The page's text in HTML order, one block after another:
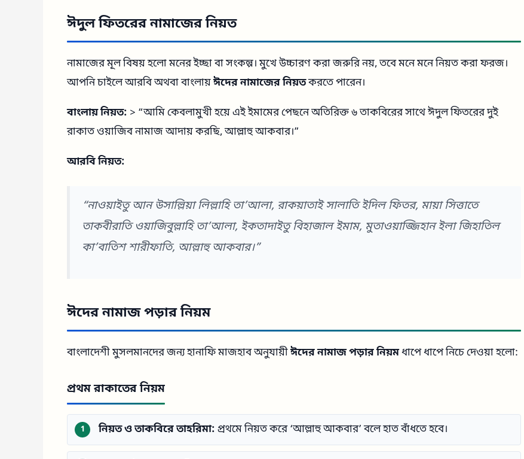
ঈদুল ফিতরের নামাজের নিয়ত
নামাজের মূল বিষয় হলো মনের ইচ্ছা বা সংকল্প। মুখে উচ্চারণ করা জরুরি নয়, তবে মনে মনে নিয়ত করা ফরজ।
আপনি চাইলে আরবি অথবা বাংলায়ঈদের নামাজের নিয়তকরতে পারেন।
বাংলায় নিয়ত: > “আমি কেবলামুখী হয়ে এই ইমামের পেছনে অতিরিক্ত ৬ তাকবিরের সাথে ঈদুল ফিতরের দুই
রাকাত ওয়াজিব নামাজ আদায় করছি, আল্লাহু আকবার।”
আরবি নিয়ত:
“নাওয়াইতু আন উসাল্লিয়া লিল্লাহি তা’আলা, রাকয়াতাই সালাতি ইদিল ফিতর, মায়া সিত্তাতে
তাকবীরাতি ওয়াজিবুল্লাহি তা’আলা, ইকতাদাইতু বিহাজাল ইমাম, মুতাওয়াজ্জিহান ইলা জিহাতিল
কা’বাতিশ শারীফাতি, আল্লাহু আকবার।”
ঈদের নামাজ পড়ার নিয়ম
বাংলাদেশী মুসলমানদের জন্য হানাফি মাজহাব অনুযায়ীঈদের নামাজ পড়ার নিয়মধাপে ধাপে নিচে দেওয়া হলো:
প্রথম রাকাতের নিয়ম
নিয়ত ও তাকবিরে তাহরিমা: প্রথমে নিয়ত করে ‘আল্লাহু আকবার’ বলে হাত বাঁধতে হবে।